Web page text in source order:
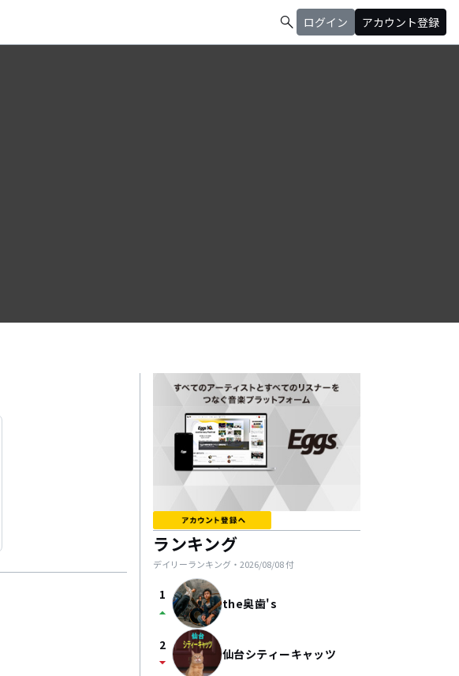
search ログイン アカウント登録
ランキング
デイリーランキング・ 2026/08/08付
1
arrow_drop_up the奥歯's
2
arrow_drop_down 仙台シティーキャッツ